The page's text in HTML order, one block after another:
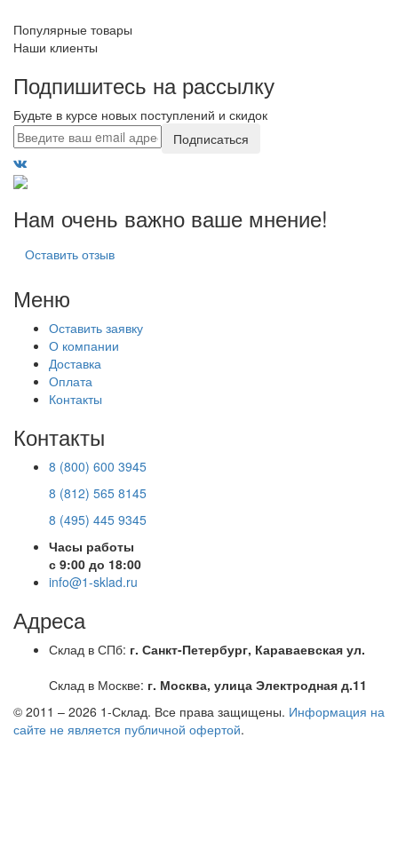
Популярные товары
Наши клиенты
Подпишитесь на рассылку
Будьте в курсе новых поступлений и скидок
Подписаться
Нам очень важно ваше мнение!
Оставить отзыв
Меню
Оставить заявку
О компании
Доставка
Оплата
Контакты
Контакты
8 (800) 600 3945
8 (812) 565 8145
8 (495) 445 9345
Часы работы
с 9:00 до 18:00
info@1-sklad.ru
Адреса
Склад в СПб: г. Санкт-Петербург, Караваевская ул.
Склад в Москве: г. Москва, улица Электродная д.11
© 2011 – 2026 1-Склад. Все права защищены. Информация на
сайте не является публичной офертой.